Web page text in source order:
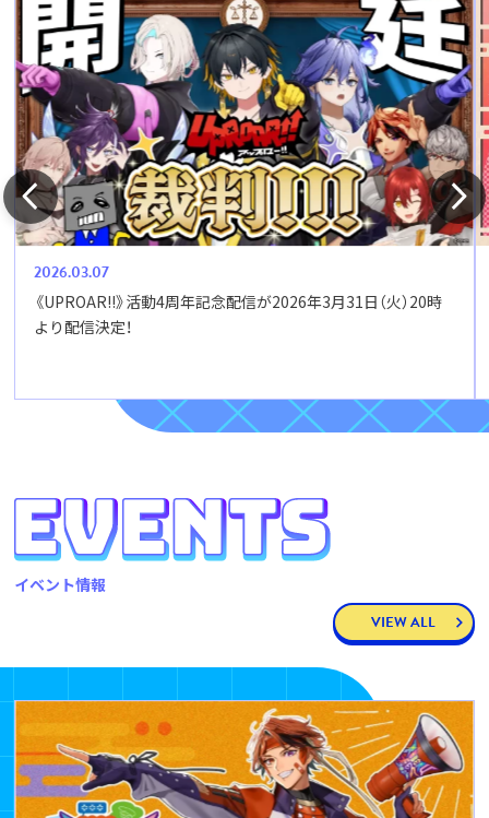
2026.03.07
《UPROAR!!》活動4周年記念配信が2026年3月31日（火）20時
より配信決定！
イベント情報
VIEW ALL